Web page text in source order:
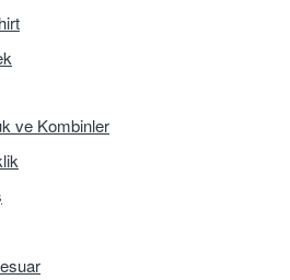
ve Kombinler